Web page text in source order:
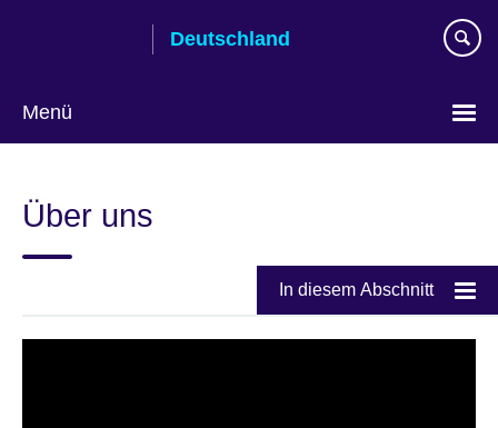
Deutschland
Menü
Über uns
In diesem Abschnitt